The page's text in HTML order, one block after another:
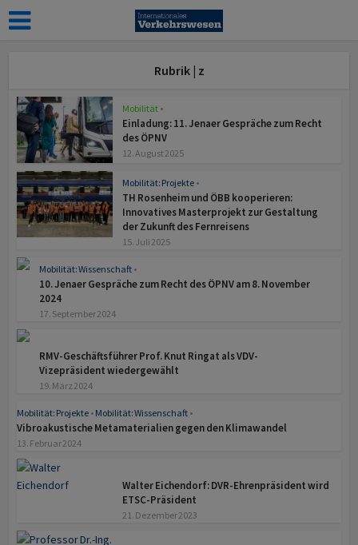
Rubrik | z
Mobilität •
Einladung: 11. Jenaer Gespräche zum Recht
des ÖPNV
12. August 2025
Mobilität: Projekte •
TH Rosenheim und ÖBB kooperieren:
Innovatives Masterprojekt zur Gestaltung
der Zukunft des Fernreisens
15. Juli 2025
Mobilität: Wissenschaft •
10. Jenaer Gespräche zum Recht des ÖPNV am 8. November
2024
17. September 2024
RMV-Geschäftsführer Prof. Knut Ringat als VDV-
Vizepräsident wiedergewählt
19. März 2024
Mobilität: Projekte • Mobilität: Wissenschaft •
Vibroakustische Metamaterialien gegen den Klimawandel
13. Februar 2024
Walter Eichendorf: DVR-Ehren­präsident wird
ETSC-Präsident
21. Dezember 2023